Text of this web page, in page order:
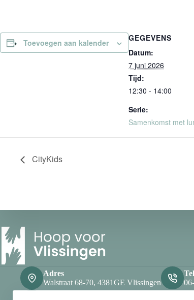
Toevoegen aan kalender
GEGEVENS
Datum:
7 juni 2026
Tijd:
12:30 - 14:00
Serie:
Samenkomst met
CityKids
Adres
Walstraat 68-70, 4381GE Vlissingen